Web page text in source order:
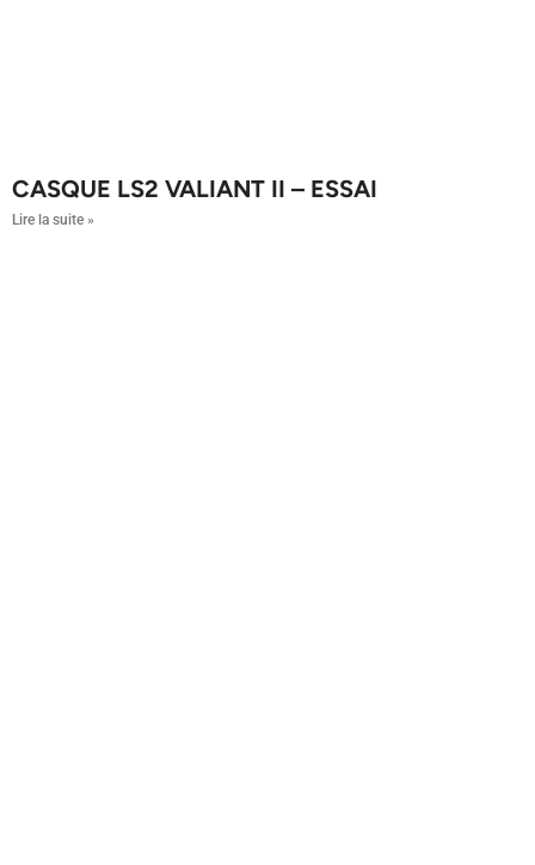
CASQUE LS2 VALIANT II – ESSAI
Lire la suite »